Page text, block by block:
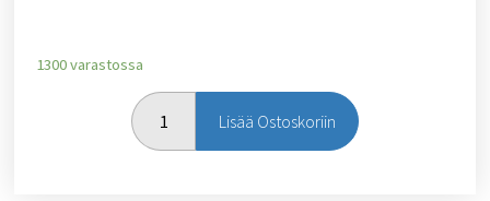
1300 varastossa
Lisää Ostoskoriin